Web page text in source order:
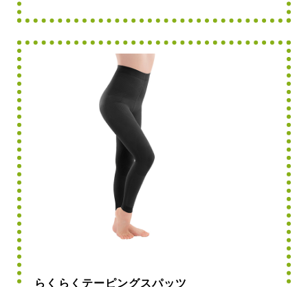
らくらくテーピングスパッツ